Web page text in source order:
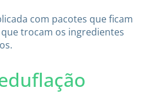
com pacotes que ficam
trocam os ingredientes